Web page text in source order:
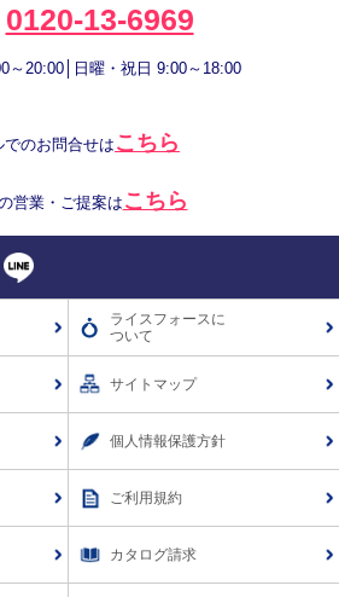
0120-13-6969
～20:00│日曜・祝日 9:00～18:00
でのお問合せは こちら
営業・ご提案は こちら
ライスフォースに
ついて
サイトマップ
個人情報保護方針
ご利用規約
カタログ請求